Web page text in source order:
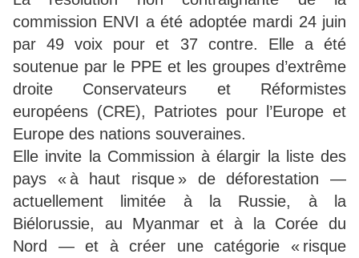
commission ENVI a été adoptée mardi 24 juin
par 49 voix pour et 37 contre. Elle a été
soutenue par le PPE et les groupes d’extrême
droite Conservateurs et Réformistes
européens (CRE), Patriotes pour l’Europe et
Europe des nations souveraines.
Elle invite la Commission à élargir la liste des
pays « à haut risque » de déforestation —
actuellement limitée à la Russie, à la
Biélorussie, au Myanmar et à la Corée du
Nord — et à créer une catégorie « risque